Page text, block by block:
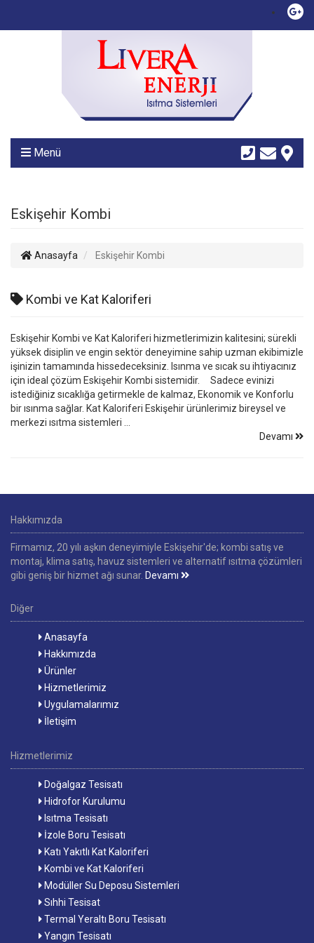
Menü
Eskişehir Kombi
Anasayfa Eskişehir Kombi
Kombi ve Kat Kaloriferi
Eskişehir Kombi ve Kat Kaloriferi hizmetlerimizin kalitesini; sürekli
yüksek disiplin ve engin sektör deneyimine sahip uzman ekibimizle
işinizin tamamında hissedeceksiniz. Isınma ve sıcak su ihtiyacınız
için ideal çözüm Eskişehir Kombi sistemidir. Sadece evinizi
istediğiniz sıcaklığa getirmekle de kalmaz, Ekonomik ve Konforlu
bir ısınma sağlar. Kat Kaloriferi Eskişehir ürünlerimiz bireysel ve
merkezi ısıtma sistemleri ...
Devamı
Hakkımızda
Firmamız, 20 yılı aşkın deneyimiyle Eskişehir'de; kombi satış ve
montaj, klima satış, havuz sistemleri ve alternatif ısıtma çözümleri
gibi geniş bir hizmet ağı sunar. Devamı
Diğer
Anasayfa
Hakkımızda
Ürünler
Hizmetlerimiz
Uygulamalarımız
İletişim
Hizmetlerimiz
Doğalgaz Tesisatı
Hidrofor Kurulumu
Isıtma Tesisatı
İzole Boru Tesisatı
Katı Yakıtlı Kat Kaloriferi
Kombi ve Kat Kaloriferi
Modüller Su Deposu Sistemleri
Sıhhi Tesisat
Termal Yeraltı Boru Tesisatı
Yangın Tesisatı